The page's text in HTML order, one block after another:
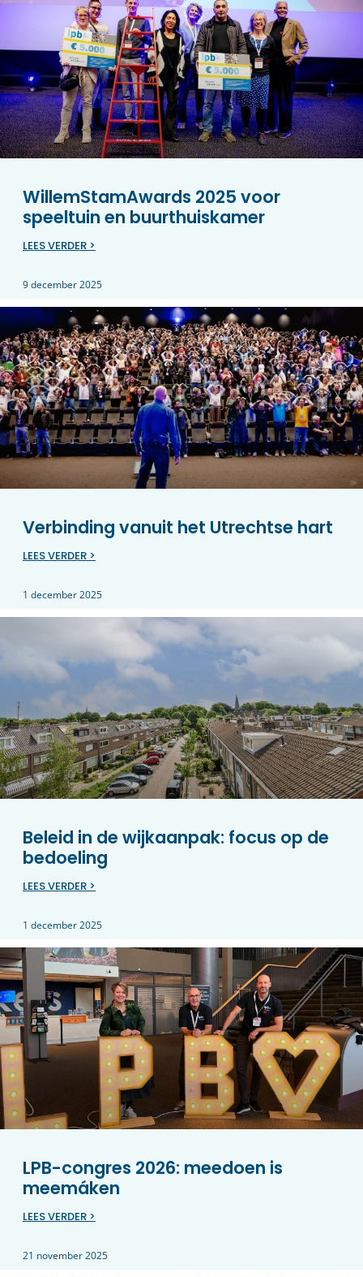
WillemStamAwards 2025 voor
speeltuin en buurthuiskamer
LEES VERDER >
9 december 2025
Verbinding vanuit het Utrechtse hart
LEES VERDER >
1 december 2025
Beleid in de wijkaanpak: focus op de
bedoeling
LEES VERDER >
1 december 2025
LPB-congres 2026: meedoen is
meemáken
LEES VERDER >
21 november 2025